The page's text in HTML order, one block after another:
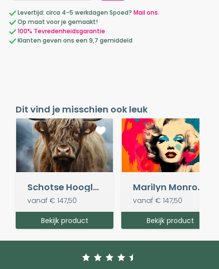
Levertijd: circa 4-5 werkdagen Spoed? Mail ons.
Op maat voor je gemaakt!
100% Tevredenheidsgarantie
Klanten geven ons een 9,7 gemiddeld
Dit vind je misschien ook leuk
Schotse Hooglander in de Mist
vanaf € 147,50
Bekijk product
Marilyn Monroe meets Andy Warhol
vanaf € 147,50
Bekijk product